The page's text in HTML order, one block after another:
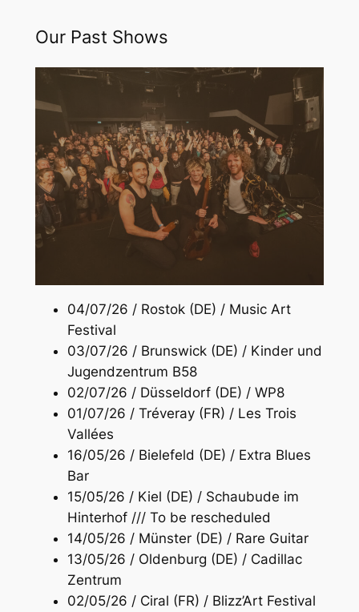
Our Past Shows
04/07/26 / Rostok (DE) / Music Art
Festival
03/07/26 / Brunswick (DE) / Kinder und
Jugendzentrum B58
02/07/26 / Düsseldorf (DE) / WP8
01/07/26 / Tréveray (FR) / Les Trois
Vallées
16/05/26 / Bielefeld (DE) / Extra Blues
Bar
15/05/26 / Kiel (DE) / Schaubude im
Hinterhof /// To be rescheduled
14/05/26 / Münster (DE) / Rare Guitar
13/05/26 / Oldenburg (DE) / Cadillac
Zentrum
02/05/26 / Ciral (FR) / Blizz’Art Festival